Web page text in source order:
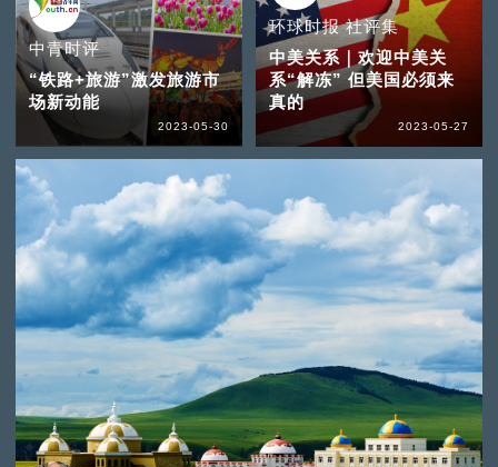
中青时评
“铁路+旅游”激发旅游市
场新动能
2023-05-30
环球时报 社评集
中美关系｜欢迎中美关
系“解冻” 但美国必须来
真的
2023-05-27